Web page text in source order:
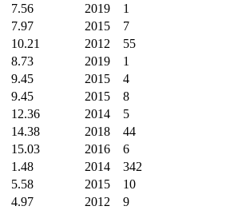
7.56 2019
1
7.97 2015
7
10.21 2012
55
8.73 2019
1
9.45 2015
4
9.45 2015
8
12.36 2014
5
14.38 2018
44
15.03 2016
6
1.48 2014
342
5.58 2015
10
4.97 2012
9